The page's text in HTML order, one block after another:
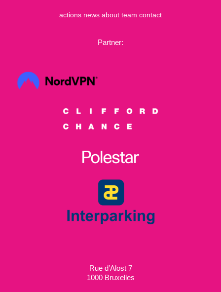
actions news about team contact
Partner:
Rue d’Alost 7
1000 Bruxelles